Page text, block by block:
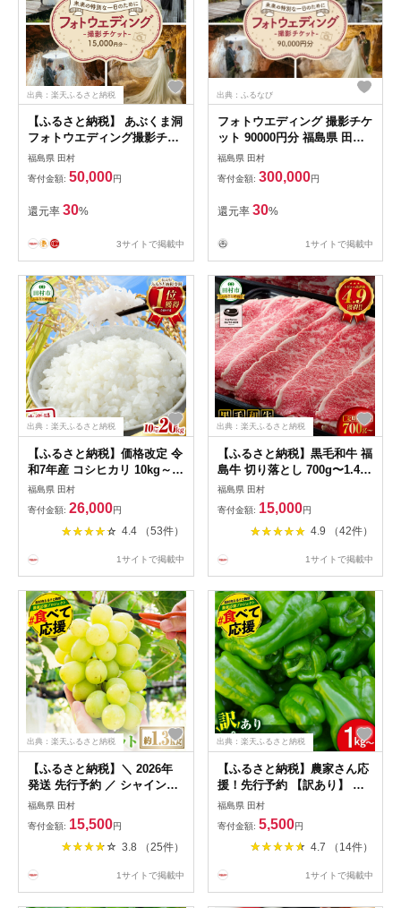
出典：楽天ふるさと納税
【ふるさと納税】 あぶくま洞
フォトウエディング撮影チケ
ット 15000円 30000円 90000
円 前撮り フォトウエディン
グ ウエディングフォト ブラ
イダル ドレス ヘアメイク 記
念撮影 写真撮影 結婚記念 福
レス クロエ
福島県 田村
寄付金額: 50,000円
還元率 30%
3サイトで掲載中
出典：ふるなび
フォトウエディング 撮影チケ
ット 90000円分 福島県 田村
市
福島県 田村
寄付金額: 300,000円
還元率 30%
1サイトで掲載中
出典：楽天ふるさと納税
【ふるさと納税】価格改定 令
和7年産 コシヒカリ 10kg～
20kg 発送 内容量 米 精米
10kg 15kg 20kg 令和7年 お
米 白米 おこめ こめ こしひか
り 特A 一等米 精米 5キロ 10
たむら
福島県 田村
寄付金額: 26,000円
4.4 （53件）
1サイトで掲載中
出典：楽天ふるさと納税
【ふるさと納税】黒毛和牛 福
島牛 切り落とし 700g〜1.4kg
高評価★4.9 定期便 1回発送
～12回発送 冷凍便 選べる パ
ック 小分け 牛切り落とし 冷
凍保存 肉 牛肉 焼肉 すき焼き
キング おすすめ グルメ ギフ
福島県 田村
寄付金額: 15,000円
4.9 （42件）
1サイトで掲載中
出典：楽天ふるさと納税
【ふるさと納税】＼ 2026年
発送 先行予約 ／ シャインマ
スカット1.3kg 10月発送 先行
予約 冷蔵 種無し 種なし シャ
インマスカット ぶどう 品種
果物 甘い 巨峰 美味しい 希少
島県 田村市 鈴木農園
福島県 田村
寄付金額: 15,500円
3.8 （25件）
1サイトで掲載中
出典：楽天ふるさと納税
【ふるさと納税】農家さん応
援！先行予約 【訳あり】 ピ
ーマン 選べる内容量 1kg
1.5kg 2kg 3kg 5000円 6月発
送 農家直送 野菜 新鮮 BBQ
焼肉 国産 おすすめ 送料無料
田村市 新田ファーム
福島県 田村
寄付金額: 5,500円
4.7 （14件）
1サイトで掲載中